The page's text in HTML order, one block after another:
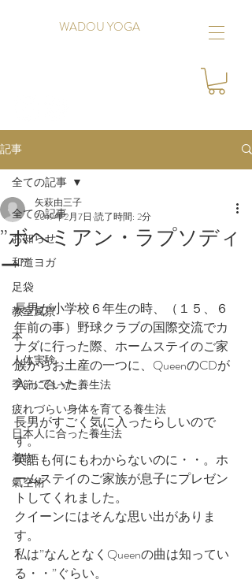
WADOU YOGA
記事
全ての記事
お知らせ
和道ヨガ
足袋
教室風景
本
人体実験
季節に合った養生法
疲れづらい身体を育てる養生法
日本人に合った養生法
着物
氣空術
全ての記事
”ボヘミアン・ラプソディ
ー”
矢萩由三子
2019年2月7日 読了時間: 2分
長男が小学校６年生の時、（１５、６
年前の事）野球クラブの国際交流でカ
ナダに行った際、ホームステイのご家
族からお土産の一つに、QueenのCDが
入っていた。
長男がすごく気に入ったらしいので
す。
英語も何にもわからないのに・・。ホ
ームステイのご家族が息子にプレゼン
トしてくれました。
クイーンにはそんな思い出がありま
す。
私は”なんとなくQueenの曲は知ってい
る・・”ぐらい。